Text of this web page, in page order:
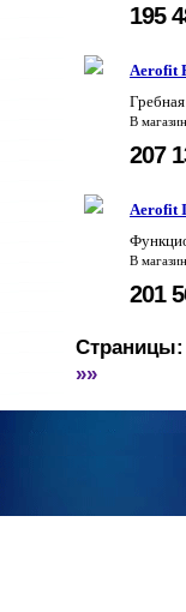
195
Aerofit
В
207
Aerofit
В
201
Страницы:
»»